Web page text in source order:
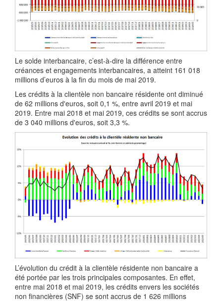
Le solde interbancaire, c’est-à-dire la différence entre
créances et engagements interbancaires, a atteint 161 018
millions d’euros à la fin du mois de mai 2019.
Les crédits à la clientèle non bancaire résidente ont diminué
de 62 millions d'euros, soit 0,1 %, entre avril 2019 et mai
2019. Entre mai 2018 et mai 2019, ces crédits se sont accrus
de 3 040 millions d'euros, soit 3,3 %.
L’évolution du crédit à la clientèle résidente non bancaire a
été portée par les trois principales composantes. En effet,
entre mai 2018 et mai 2019, les crédits envers les sociétés
non financières (SNF) se sont accrus de 1 626 millions